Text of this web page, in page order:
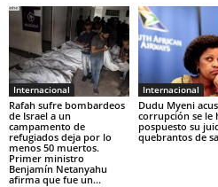
Internacional
Rafah sufre bombardeos
de Israel a un
campamento de
refugiados deja por lo
menos 50 muertos.
Primer ministro
Benjamín Netanyahu
afirma que fue un...
Internacional
Dudu Myeni
corrupción se le
pospuesto su
quebrantos de